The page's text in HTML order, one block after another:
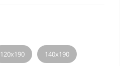
120х190 140х190